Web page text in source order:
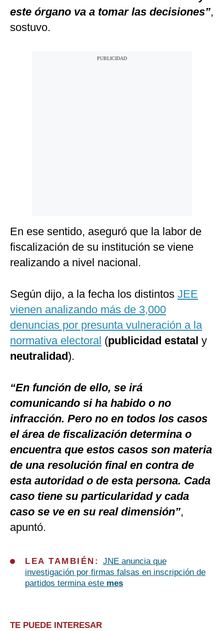
este órgano va a tomar las decisiones”,
sostuvo.
En ese sentido, aseguró que la labor de
fiscalización de su institución se viene
realizando a nivel nacional.
Según dijo, a la fecha los distintos JEE
vienen analizando más de 3,000
denuncias por presunta vulneración a la
normativa electoral (publicidad estatal y
neutralidad).
“En función de ello, se irá
comunicando si ha habido o no
infracción. Pero no en todos los casos
el área de fiscalización determina o
encuentra que estos casos son materia
de una resolución final en contra de
esta autoridad o de esta persona. Cada
caso tiene su particularidad y cada
caso se ve en su real dimensión”,
apuntó.
LEA TAMBIÉN: JNE anuncia que
investigación por firmas falsas en inscripción de
partidos termina este mes
TE PUEDE INTERESAR